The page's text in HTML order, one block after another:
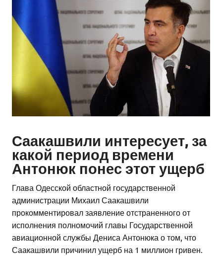
Саакашвили интересует, за
какой период времени
Антонюк понес этот ущерб
Глава Одесской областной государственной
администрации Михаил Саакашвили
прокомментировал заявление отстраненного от
исполнения полномочий главы Государственной
авиационной службы Дениса Антонюка о том, что
Саакашвили причинил ущерб на 1 миллион гривен.